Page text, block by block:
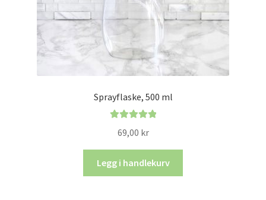
Sprayflaske, 500 ml
av 5
69,00 kr
Legg i handlekurv